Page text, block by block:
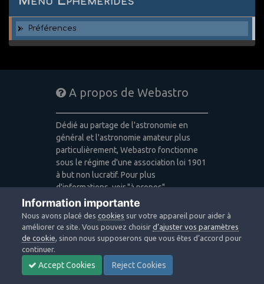
Préférences
A propos de Webastro
Dédié au partage de l'astronomie en
général et l'astronomie amateur plus
particulièrement, Webastro fonctionne
sous le régime d'une association loi 1901
à but non lucratif. Pour plus
d'informations, voir "à propos".
Publicité: pas de publicité
Icons made byFreepik,Alessio Atzeni,
Pixel Buddha,Icon Pondfrom
www.flaticon.comis licensed by CC 3.0
BY
Design images: Courtesy NASA/JPL-
Information importante
Nous avons placé descookies sur votre appareil pour aider à
améliorer ce site. Vous pouvez choisird’ajuster vos paramètres
de cookie, sinon nous supposerons que vous êtes d’accord pour
continuer.
Accept Cookies Reject Cookies